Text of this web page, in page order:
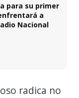
para su primer
a
Nacional
radica no